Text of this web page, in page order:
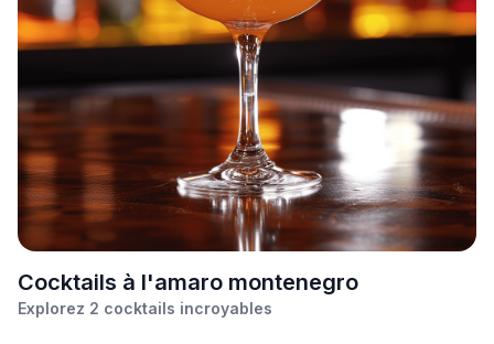
Cocktails à l'amaro montenegro
Explorez 2 cocktails incroyables